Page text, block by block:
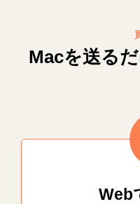
Macを送る
Web